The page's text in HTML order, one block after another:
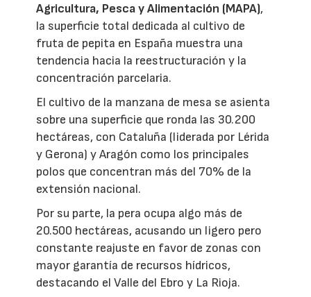
Agricultura, Pesca y Alimentación (MAPA),
la superficie total dedicada al cultivo de
fruta de pepita en España muestra una
tendencia hacia la reestructuración y la
concentración parcelaria.
El cultivo de la manzana de mesa se asienta
sobre una superficie que ronda las 30.200
hectáreas, con Cataluña (liderada por Lérida
y Gerona) y Aragón como los principales
polos que concentran más del 70% de la
extensión nacional.
Por su parte, la pera ocupa algo más de
20.500 hectáreas, acusando un ligero pero
constante reajuste en favor de zonas con
mayor garantía de recursos hídricos,
destacando el Valle del Ebro y La Rioja.